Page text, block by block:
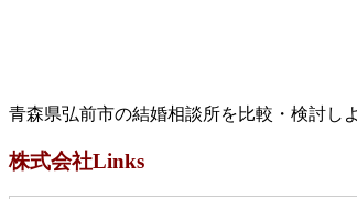
青森県弘前市の結婚相談所を比較・検討しよ
株式会社Links